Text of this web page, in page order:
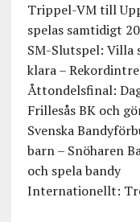
Trippel-VM till
spelas samtidigt
SM-Slutspel: Villa
klara –
Åttondelsfinal:
Frillesås BK och
Svenska
barn – Snöharen
och spela bandy
Internationellt: